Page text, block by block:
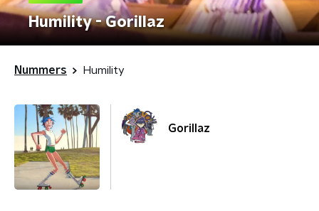
Humility - Gorillaz
Nummers Humility
Gorillaz